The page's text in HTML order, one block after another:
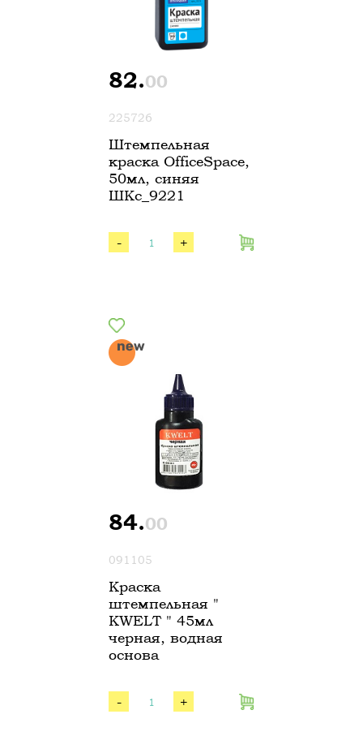
82.00
225726
Штемпельная
краска OfficeSpace,
50мл, синяя
ШКс_9221
- +
84.00
091105
Краска
штемпельная "
KWELT " 45мл
черная, водная
основа
- +